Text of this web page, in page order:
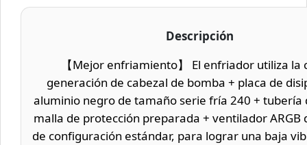
Descripción
【Mejor enfriamiento】 El enfriador utiliza la
generación de cabezal de bomba + placa de
aluminio negro de tamaño serie fría 240 + tubería
malla de protección preparada + ventilador ARGB
de configuración estándar, para lograr una baja